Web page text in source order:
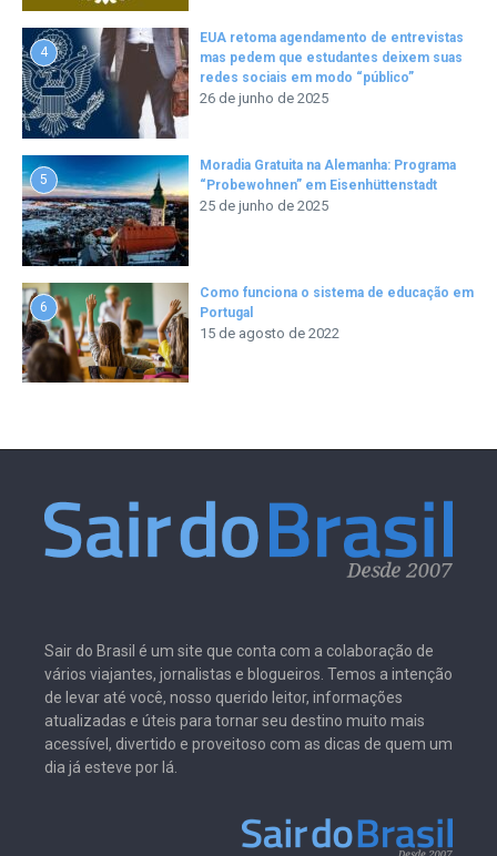
4
EUA retoma agendamento de entrevistas
mas pedem que estudantes deixem suas
redes sociais em modo “público”
26 de junho de 2025
5
Moradia Gratuita na Alemanha: Programa
“Probewohnen” em Eisenhüttenstadt
25 de junho de 2025
6
Como funciona o sistema de educação em
Portugal
15 de agosto de 2022
Sair do Brasil é um site que conta com a colaboração de
vários viajantes, jornalistas e blogueiros. Temos a intenção
de levar até você, nosso querido leitor, informações
atualizadas e úteis para tornar seu destino muito mais
acessível, divertido e proveitoso com as dicas de quem um
dia já esteve por lá.